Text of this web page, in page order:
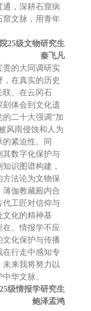
，深耕石窟病
窟文脉，用青年
25级文物研究生
秦飞凡
贵的大同调研实
在真实的历史
。在云冈石
刻体会到文化遗
二十大强调“加
风雨侵蚀和人为
紧迫性。同
其数字化保护与
识图谱构建，
法论为文物保
伽教藏殿内合
代工匠对信仰与
文化的精神基
在。情报学不应
文化保护与传播
在行走中感知专
未来我将努力以
华文脉。
情报学研究生
鲍泽孟鸿